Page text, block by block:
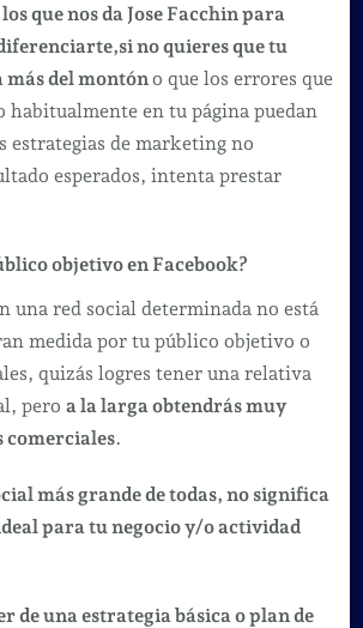
tu
página
de
Facebook.
que nos da Jose Facchin para
no quieres que tu
más del montón o que los errores que
habitualmente en tu página puedan
estrategias de marketing no
esperados, intenta prestar
objetivo en Facebook?
una red social determinada no está
medida por tu público objetivo o
quizás logres tener una relativa
pero a la larga obtendrás muy
comerciales.
más grande de todas, no significa
para tu negocio y/o actividad
de una estrategia básica o plan de